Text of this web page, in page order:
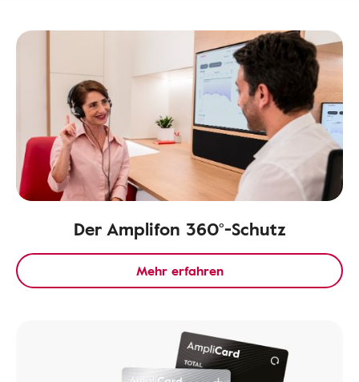
Der Amplifon 360°-Schutz
Mehr erfahren